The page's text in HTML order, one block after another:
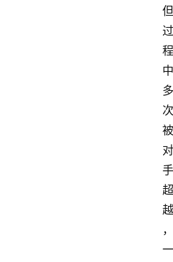
但
过
程
中
多
次
被
对
手
超
越
，
一